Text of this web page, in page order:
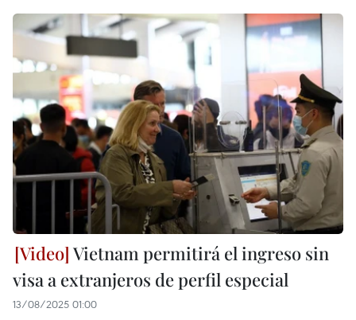
Vietnam permitirá el ingreso sin
visa a extranjeros de perfil especial
13/08/2025 01:00